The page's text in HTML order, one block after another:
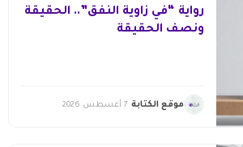
رواية “في زاوية النفق”.. الحقيقة
ونصف الحقيقة
موقع الكتابة 7 أغسطس 2026